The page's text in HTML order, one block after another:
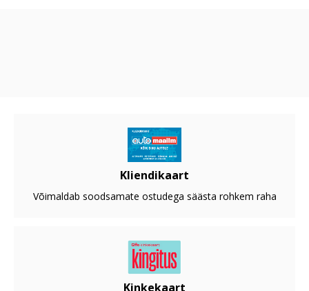
Kliendikaart
Võimaldab soodsamate ostudega säästa rohkem raha
Kinkekaart